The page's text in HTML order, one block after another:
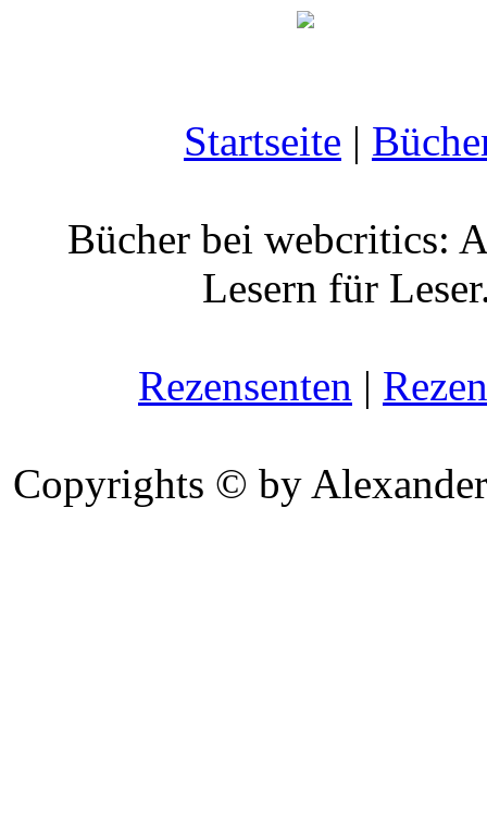
Startseite |
Bücher bei webcritics:
Lesern für
Rezensenten |
Copyrights © by